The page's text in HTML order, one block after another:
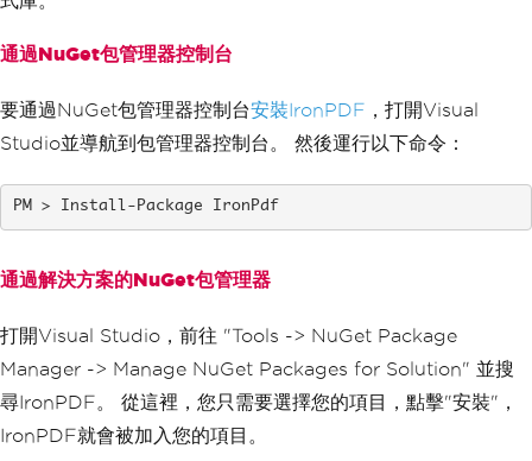
通過NuGet包管理器控制台
要通過NuGet包管理器控制台安裝IronPDF ，打開Visual
Studio並導航到包管理器控制台。 然後運行以下命令：
Install-Package IronPdf
通過解決方案的NuGet包管理器
打開Visual Studio，前往 "Tools -> NuGet Package
Manager -> Manage NuGet Packages for Solution" 並搜
尋IronPDF。 從這裡，您只需要選擇您的項目，點擊"安裝"，
IronPDF就會被加入您的項目。